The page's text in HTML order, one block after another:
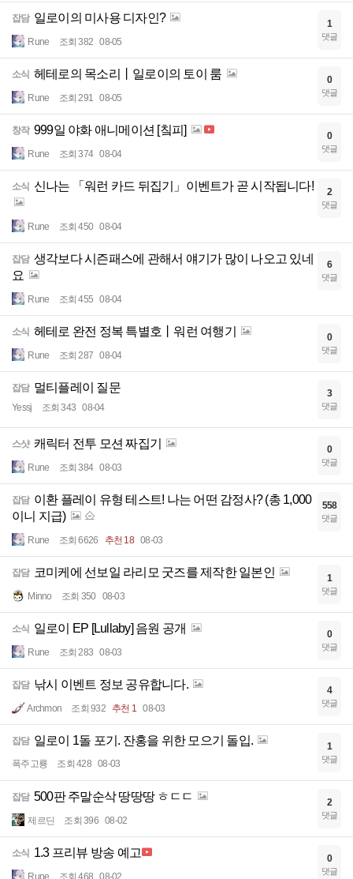
잡담 일로이의 미사용 디자인?
Rune 조회 382 08-05
1
댓글
소식 헤테로의 목소리丨일로이의 토이 룸
Rune 조회 291 08-05
0
댓글
창작 999일 야화 애니메이션 [칰피]
Rune 조회 374 08-04
0
댓글
소식 신나는 「워런 카드 뒤집기」이벤트가 곧 시작됩니다!
Rune 조회 450 08-04
2
댓글
잡담 생각보다 시즌패스에 관해서 얘기가 많이 나오고 있네
요
Rune 조회 455 08-04
6
댓글
소식 헤테로 완전 정복 특별호丨워런 여행기
Rune 조회 287 08-04
0
댓글
잡담 멀티플레이 질문
Yessj 조회 343 08-04
3
댓글
스샷 캐릭터 전투 모션 짜집기
Rune 조회 384 08-03
0
댓글
잡담 이환 플레이 유형 테스트! 나는 어떤 감정사? (총 1,000
이니 지급)
Rune 조회 6626 추천 18 08-03
558
댓글
잡담 코미케에 선보일 라리모 굿즈를 제작한 일본인
Minno 조회 350 08-03
1
댓글
소식 일로이 EP [Lullaby] 음원 공개
Rune 조회 283 08-03
0
댓글
잡담 낚시 이벤트 정보 공유합니다.
Archmon 조회 932 추천 1 08-03
4
댓글
잡담 일로이 1돌 포기. 잔홍을 위한 모으기 돌입.
폭주고룡 조회 428 08-03
1
댓글
잡담 500판 주말순삭 땅땅땅 ㅎㄷㄷ
제르딘 조회 396 08-02
2
댓글
소식 1.3 프리뷰 방송 예고
Rune 조회 468 08-02
0
댓글